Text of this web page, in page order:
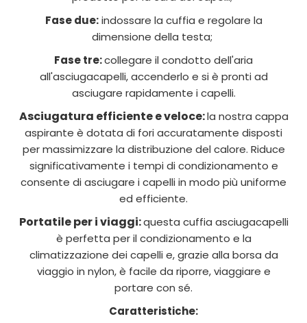
Fase due:indossare la cuffia e regolare la
dimensione della testa;
Fase tre:collegare il condotto dell'aria
all'asciugacapelli, accenderlo e si è pronti ad
asciugare rapidamente i capelli.
Asciugatura efficiente e veloce:la nostra cappa
aspirante è dotata di fori accuratamente disposti
per massimizzare la distribuzione del calore. Riduce
significativamente i tempi di condizionamento e
consente di asciugare i capelli in modo più uniforme
ed efficiente.
Portatile per i viaggi:questa cuffia asciugacapelli
è perfetta per il condizionamento e la
climatizzazione dei capelli e, grazie alla borsa da
viaggio in nylon, è facile da riporre, viaggiare e
portare con sé.
Caratteristiche: